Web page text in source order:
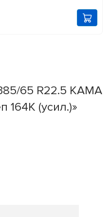
65 R22.5 КАМА
164K (усил.)»